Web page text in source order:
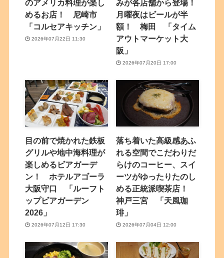
のアメリカ料理が楽し
めるお店！ 尼崎市
「コルセアキッチン」
2026年07月22日 11:30
みが各店舗から登場！
月曜夜はビールが半
額！ 梅田 「タイム
アウトマーケット大
阪」
2026年07月20日 17:00
目の前で焼かれた鉄板
グリルや地中海料理が
楽しめるビアガーデ
ン！ ホテルアゴーラ
大阪守口 「ルーフト
ップビアガーデン
2026」
2026年07月12日 17:30
落ち着いた高級感あふ
れる空間でこだわりだ
らけのコーヒー、スイ
ーツがゆったりたのし
める正統派喫茶店！
神戸三宮 「天風珈
琲」
2026年07月04日 12:00